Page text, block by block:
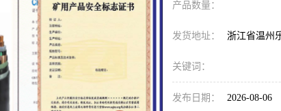
产品数量：
发货地址： 浙江省温州
关键词：
发布日期： 2026-08-06